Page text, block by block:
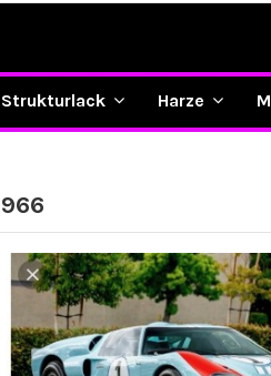
Strukturlack Harze